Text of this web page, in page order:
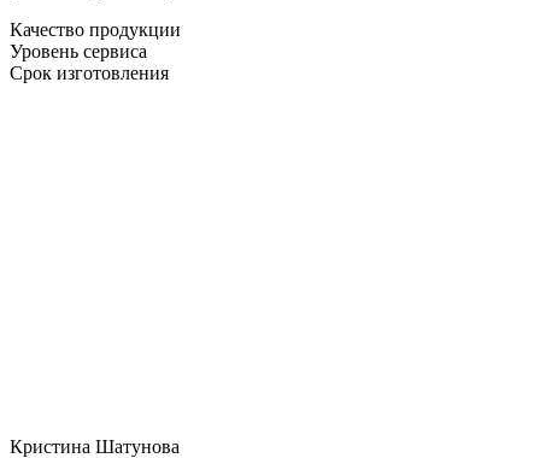
Качество продукции
Уровень сервиса
Срок изготовления
Кристина Шатунова